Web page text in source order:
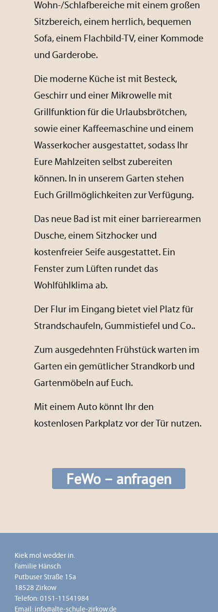
Wohn-/Schlafbereiche mit einem großen
Sitzbereich, einem herrlich, bequemen
Sofa, einem Flachbild-TV, einer Kommode
und Garderobe.
Die moderne Küche ist mit Besteck,
Geschirr und einer Mikrowelle mit
Grillfunktion für die Urlaubsbrötchen,
sowie einer Kaffeemaschine und einem
Wasserkocher ausgestattet, sodass Ihr
Eure Mahlzeiten selbst zubereiten
können. In in unserem Garten stehen
Euch Grillmöglichkeiten zur Verfügung.
Das neue Bad ist mit einer barrierearmen
Dusche, einem Sitzhocker und
kostenfreier Seife ausgestattet. Ein
Fenster zum Lüften rundet das
Wohlfühlklima ab.
Der Flur im Eingang bietet viel Platz für
Strandschaufeln, Gummistiefel und Co..
Zum ausgedehnten Frühstück warten im
Garten ein gemütlicher Strandkorb und
Gartenmöbeln auf Euch.
Mit einem Auto könnt Ihr den
kostenlosen Parkplatz vor der Tür nutzen.
FeWo – anfragen
Kiek mol wedder in.
Familie Hänsch
Putbuser Straße 15a
18528 Zirkow
Telefon:0151-11541984
Email: info@alte-schule-zirkow.de